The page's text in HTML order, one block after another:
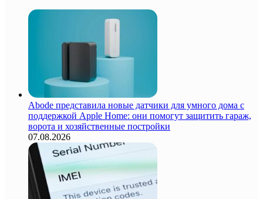
Abode представила новые датчики для умного дома с
поддержкой Apple Home: они помогут защитить гараж,
ворота и хозяйственные постройки
07.08.2026